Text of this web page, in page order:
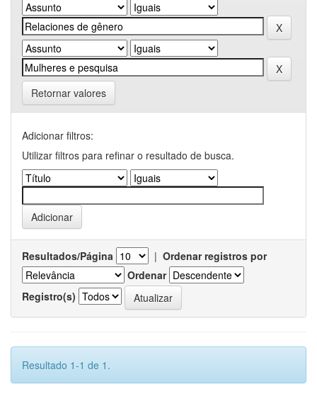
Retornar valores
Adicionar filtros:
Utilizar filtros para refinar o resultado de busca.
Resultados/Página | Ordenar registros por
Ordenar
Registro(s)
Resultado 1-1 de 1.